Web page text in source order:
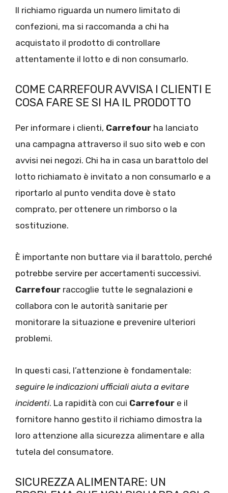
Il richiamo riguarda un numero limitato di
confezioni, ma si raccomanda a chi ha
acquistato il prodotto di controllare
attentamente il lotto e di non consumarlo.
COME CARREFOUR AVVISA I CLIENTI E
COSA FARE SE SI HA IL PRODOTTO
Per informare i clienti, Carrefour ha lanciato
una campagna attraverso il suo sito web e con
avvisi nei negozi. Chi ha in casa un barattolo del
lotto richiamato è invitato a non consumarlo e a
riportarlo al punto vendita dove è stato
comprato, per ottenere un rimborso o la
sostituzione.
È importante non buttare via il barattolo, perché
potrebbe servire per accertamenti successivi.
Carrefour raccoglie tutte le segnalazioni e
collabora con le autorità sanitarie per
monitorare la situazione e prevenire ulteriori
problemi.
In questi casi, l’attenzione è fondamentale:
seguire le indicazioni ufficiali aiuta a evitare
incidenti. La rapidità con cui Carrefour e il
fornitore hanno gestito il richiamo dimostra la
loro attenzione alla sicurezza alimentare e alla
tutela del consumatore.
SICUREZZA ALIMENTARE: UN